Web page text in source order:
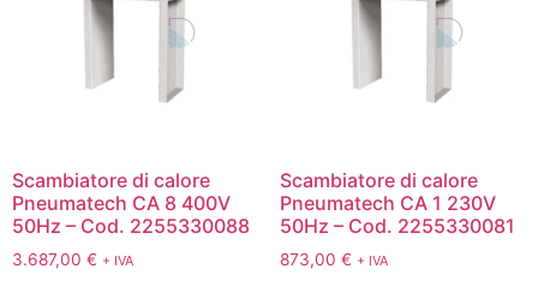
Scambiatore di calore
Pneumatech CA 8 400V
50Hz – Cod. 2255330088
3.687,00 € + IVA
Scambiatore di calore
Pneumatech CA 1 230V
50Hz – Cod. 2255330081
873,00 € + IVA